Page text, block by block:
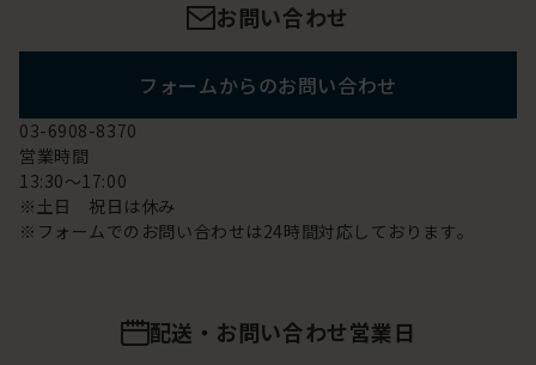
お問い合わせ
フォームからのお問い合わせ
03-6908-8370
営業時間
13:30～17:00
※土日 祝日は休み
※フォームでのお問い合わせは24時間対応しております。
配送・お問い合わせ営業日